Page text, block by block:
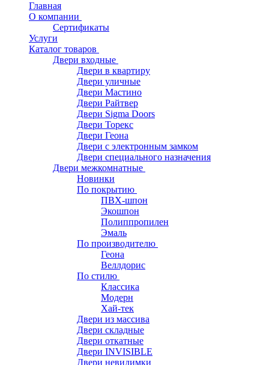
Главная
О компании
Сертификаты
Услуги
Каталог товаров
Двери входные
Двери в квартиру
Двери уличные
Двери Мастино
Двери Райтвер
Двери Sigma Doors
Двери Торекс
Двери Геона
Двери с электронным замком
Двери специального назначения
Двери межкомнатные
Новинки
По покрытию
ПВХ-шпон
Экошпон
Полиппропилен
Эмаль
По производителю
Геона
Веллдорис
По стилю
Классика
Модерн
Хай-тек
Двери из массива
Двери складные
Двери откатные
Двери INVISIBLE
Двери невидимки